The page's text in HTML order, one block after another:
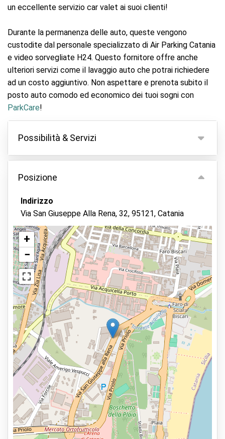
un eccellente servizio car valet ai suoi clienti!
Durante la permanenza delle auto, queste vengono
custodite dal personale specializzato di Air Parking Catania
e video sorvegliate H24. Questo fornitore offre anche
ulteriori servizi come il lavaggio auto che potrai richiedere
ad un costo aggiuntivo. Non aspettare e prenota subito il
posto auto comodo ed economico dei tuoi sogni con
ParkCare!
Possibilità & Servizi
Possibilità
Parcheggio coperto
Tieni le tue chiavi
Videocamera di sorveglianza
Personale di controllo
Parcheggio sicuro
Servizi
Aperto 24 ore
Prenota in anticipo
2,3km dall'aeroporto
Tipi di parcheggio
Servizio navetta
Car valet
Parcheggia e cammina
Parcheggia, dormi e vola
Posizione
Indirizzo
Via San Giuseppe Alla Rena, 32, 95121, Catania
Visualizza sulla mappa
+
−